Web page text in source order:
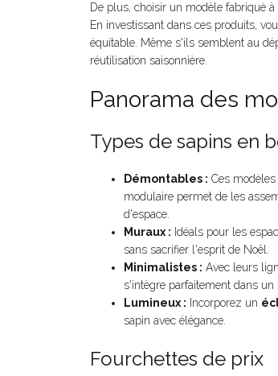
De plus, choisir un modèle fabriqué à
En investissant dans ces produits,
équitable. Même s'ils semblent au
réutilisation saisonnière.
Panorama des
Types de sapins en
Démontables : Ces
modulaire permet de les
d'espace.
Muraux : Idéals pour les
sans sacrifier l'esprit de Noël.
Minimalistes : Avec leurs
s'intègre parfaitement dans un
Lumineux : Incorporez un
sapin avec élégance.
Fourchettes de prix